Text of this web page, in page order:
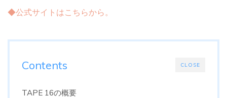
◆公式サイトはこちらから。
CLOSE
Contents
TAPE 16の概要